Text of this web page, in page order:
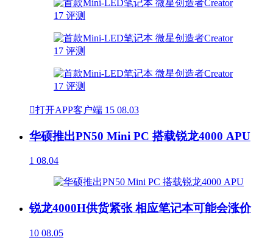
打开APP客户端 15 08.03
华硕推出PN50 Mini PC 搭载锐龙4000 APU
1 08.04
锐龙4000H供货紧张 相应笔记本可能会涨价
10 08.05